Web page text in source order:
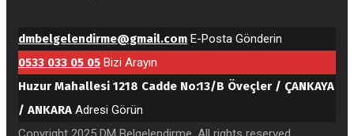
dmbelgelendirme@gmail.com E-Posta Gönderin
0533 033 05 05 Bizi Arayın
Huzur Mahallesi 1218 Cadde No:13/B Öveçler / ÇANKAYA
/ ANKARA Adresi Görün